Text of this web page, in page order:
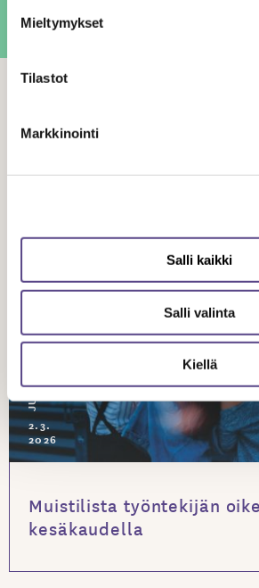
Mieltymykset
Tilastot
Markkinointi
Salli kaikki
Salli valinta
Kiellä
Kirjoittaja on juristi Asianajotoimisto
Aiheeseen liittyvät
JURISTIN BLOGI
2.3.
2026
Muistilista työntekijän
kesäkaudella